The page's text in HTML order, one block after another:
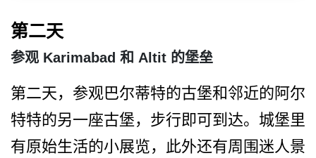
第二天
参观 Karimabad 和 Altit 的堡垒
第二天，参观巴尔蒂特的古堡­和邻近的阿尔
特特的另一座古堡，步行即可到达。城堡­里
有原始生活的小展览，此外还有周围迷人景